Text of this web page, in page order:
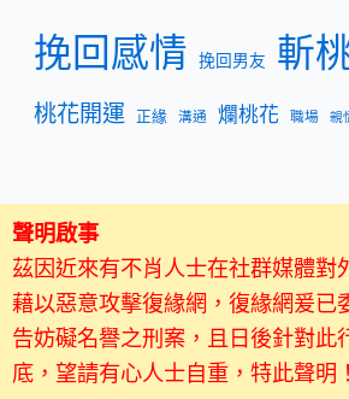
挽回感情 挽回男友 斬
桃花開運 正緣 溝通 爛桃花 職場 親
聲明啟事
茲因近來有不肖人士在社群媒體對
藉以惡意攻擊復緣網，復緣網爰已
告妨礙名譽之刑案，且日後針對此
底，望請有心人士自重，特此聲明！